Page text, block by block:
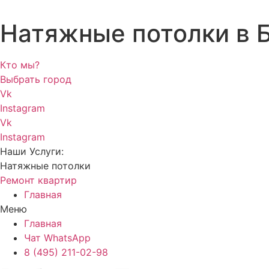
Натяжные потолки в
Кто мы?
Выбрать город
Vk
Instagram
Vk
Instagram
Наши Услуги:
Натяжные потолки
Ремонт квартир
Главная
Меню
Главная
Чат WhatsApp
8 (495) 211-02-98